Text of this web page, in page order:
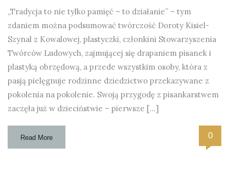
„Tradycja to nie tylko pamięć – to działanie” – tym
zdaniem można podsumować twórczość Doroty Kisiel-
Szynal z Kowalowej, plastyczki, członkini Stowarzyszenia
Twórców Ludowych, zajmującej się drapaniem pisanek i
plastyką obrzędową, a przede wszystkim osoby, która z
pasją pielęgnuje rodzinne dziedzictwo przekazywane z
pokolenia na pokolenie. Swoją przygodę z pisankarstwem
zaczęła już w dzieciństwie – pierwsze […]
Read More 0